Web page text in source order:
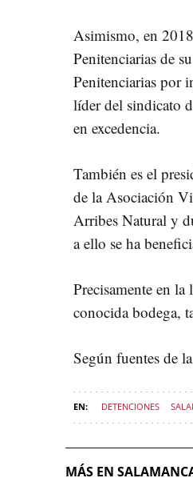
Asimismo, en
Penitenciarias de
Penitenciarias por
líder del sindicato
en excedencia.
También es el
de la Asociación
Arribes Natural y
a ello se ha
Precisamente en
conocida bodega,
Según fuentes de
DETENCIONES
MÁS EN